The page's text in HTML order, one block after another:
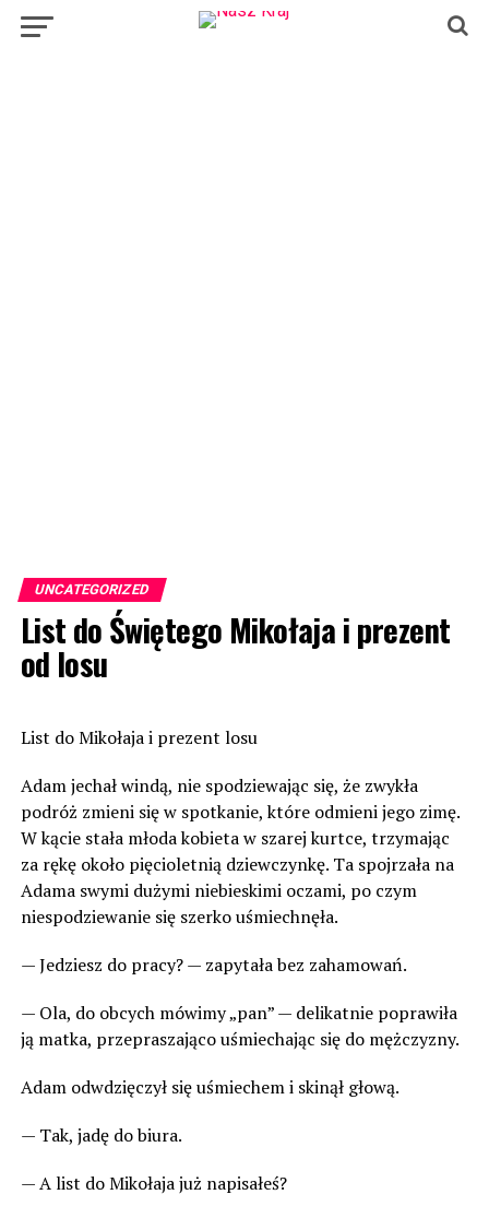
UNCATEGORIZED
List do Świętego Mikołaja i prezent
od losu
List do Mikołaja i prezent losu
Adam jechał windą, nie spodziewając się, że zwykła
podróż zmieni się w spotkanie, które odmieni jego zimę.
W kącie stała młoda kobieta w szarej kurtce, trzymając
za rękę około pięcioletnią dziewczynkę. Ta spojrzała na
Adama swymi dużymi niebieskimi oczami, po czym
niespodziewanie się szerko uśmiechnęła.
— Jedziesz do pracy? — zapytała bez zahamowań.
— Ola, do obcych mówimy „pan” — delikatnie poprawiła
ją matka, przepraszająco uśmiechając się do mężczyzny.
Adam odwdzięczył się uśmiechem i skinął głową.
— Tak, jadę do biura.
— A list do Mikołaja już napisałeś?